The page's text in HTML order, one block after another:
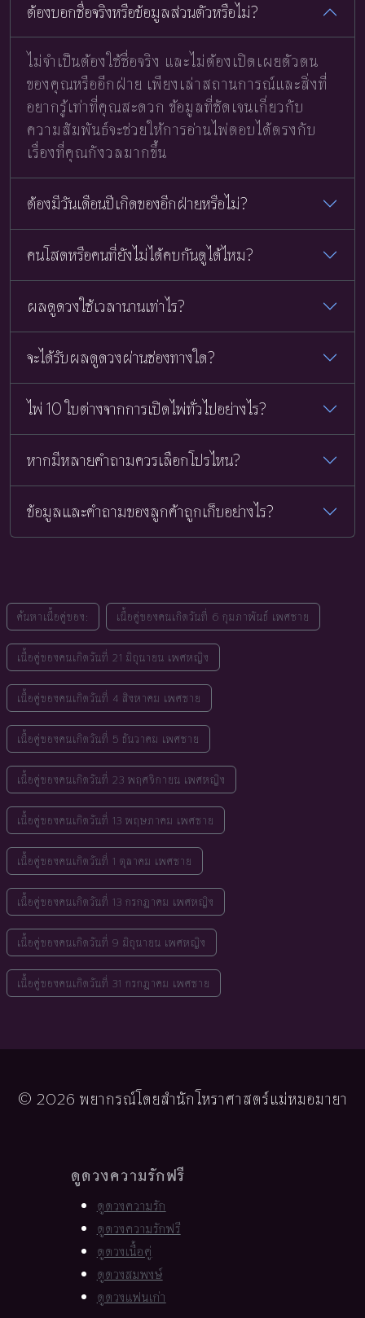
ต้องบอกชื่อจริงหรือข้อมูลส่วนตัวหรือไม่?
ไม่จำเป็นต้องใช้ชื่อจริง และไม่ต้องเปิดเผยตัวตน
ของคุณหรืออีกฝ่าย เพียงเล่าสถานการณ์และสิ่งที่
อยากรู้เท่าที่คุณสะดวก ข้อมูลที่ชัดเจนเกี่ยวกับ
ความสัมพันธ์จะช่วยให้การอ่านไพ่ตอบได้ตรงกับ
เรื่องที่คุณกังวลมากขึ้น
ต้องมีวันเดือนปีเกิดของอีกฝ่ายหรือไม่?
คนโสดหรือคนที่ยังไม่ได้คบกันดูได้ไหม?
ผลดูดวงใช้เวลานานเท่าไร?
จะได้รับผลดูดวงผ่านช่องทางใด?
ไพ่ 10 ใบต่างจากการเปิดไพ่ทั่วไปอย่างไร?
หากมีหลายคำถามควรเลือกโปรไหน?
ข้อมูลและคำถามของลูกค้าถูกเก็บอย่างไร?
ค้นหาเนื้อคู่ของ: เนื้อคู่ของคนเกิดวันที่ 6 กุมภาพันธ์ เพศชาย
เนื้อคู่ของคนเกิดวันที่ 21 มิถุนายน เพศหญิง
เนื้อคู่ของคนเกิดวันที่ 4 สิงหาคม เพศชาย
เนื้อคู่ของคนเกิดวันที่ 5 ธันวาคม เพศชาย
เนื้อคู่ของคนเกิดวันที่ 23 พฤศจิกายน เพศหญิง
เนื้อคู่ของคนเกิดวันที่ 13 พฤษภาคม เพศชาย
เนื้อคู่ของคนเกิดวันที่ 1 ตุลาคม เพศชาย
เนื้อคู่ของคนเกิดวันที่ 13 กรกฎาคม เพศหญิง
เนื้อคู่ของคนเกิดวันที่ 9 มิถุนายน เพศหญิง
เนื้อคู่ของคนเกิดวันที่ 31 กรกฎาคม เพศชาย
© 2026 พยากรณ์โดยสำนักโหราศาสตร์แม่หมอมายา
ดูดวงความรักฟรี
ดูดวงความรัก
ดูดวงความรักฟรี
ดูดวงเนื้อคู่
ดูดวงสมพงษ์
ดูดวงแฟนเก่า